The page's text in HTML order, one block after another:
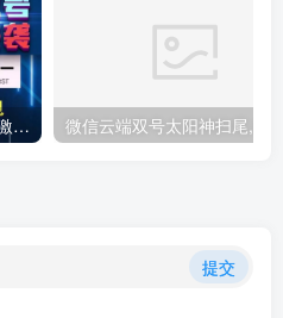
云端微信双号扫尾格力,正版激活码授权点数1500-3000-5000-10000
提交